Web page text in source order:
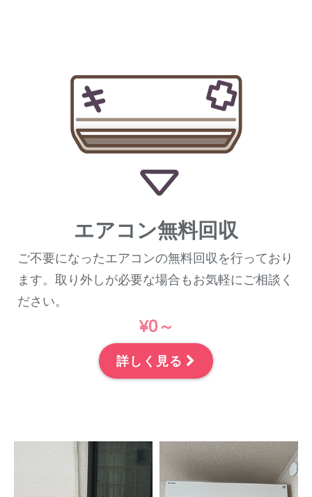
エアコン無料回収
ご不要になったエアコンの無料回収を行っており
ます。取り外しが必要な場合もお気軽にご相談く
ださい。
¥0～
詳しく見る